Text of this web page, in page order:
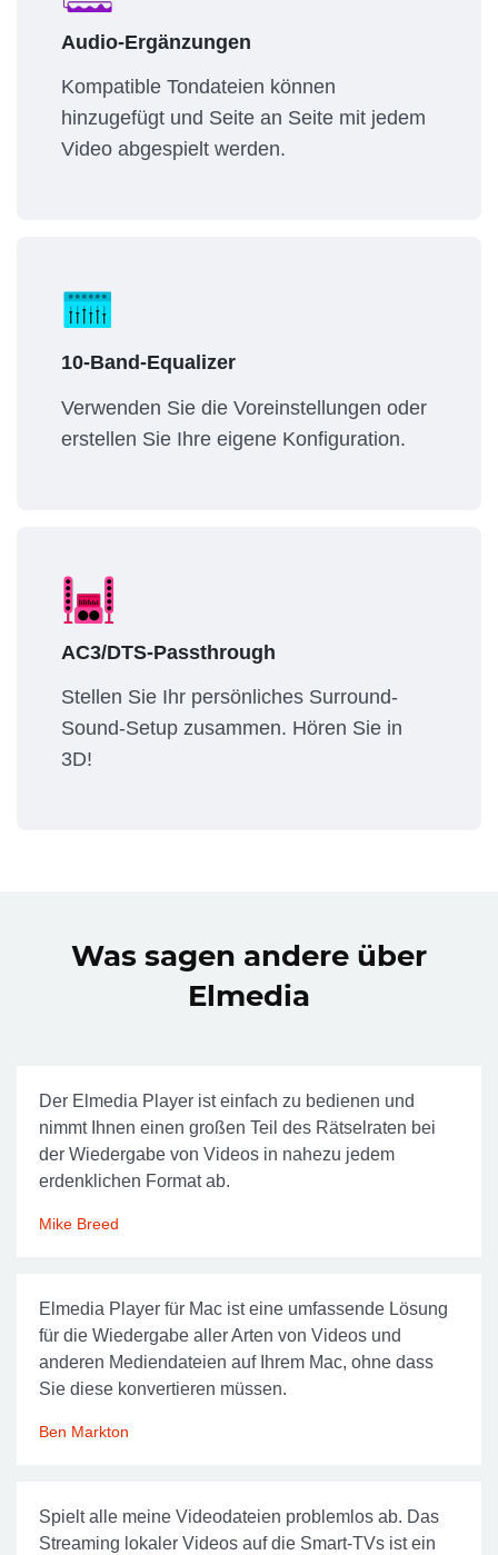
Audio-Ergänzungen
Kompatible Tondateien können
hinzugefügt und Seite an Seite mit jedem
Video abgespielt werden.
10-Band-Equalizer
Verwenden Sie die Voreinstellungen oder
erstellen Sie Ihre eigene Konfiguration.
AC3/DTS-Passthrough
Stellen Sie Ihr persönliches Surround-
Sound-Setup zusammen. Hören Sie in
3D!
Was sagen andere über
Elmedia
Der Elmedia Player ist einfach zu bedienen und
nimmt Ihnen einen großen Teil des Rätselraten bei
der Wiedergabe von Videos in nahezu jedem
erdenklichen Format ab.
Mike Breed
Elmedia Player für Mac ist eine umfassende Lösung
für die Wiedergabe aller Arten von Videos und
anderen Mediendateien auf Ihrem Mac, ohne dass
Sie diese konvertieren müssen.
Ben Markton
Spielt alle meine Videodateien problemlos ab. Das
Streaming lokaler Videos auf die Smart-TVs ist ein